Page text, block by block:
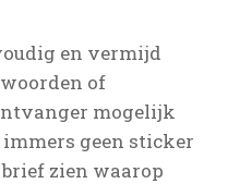
en vermijd
of
mogelijk
geen sticker
zien waarop